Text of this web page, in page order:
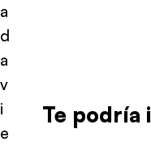
a
d
a
v
i
e
Te podría